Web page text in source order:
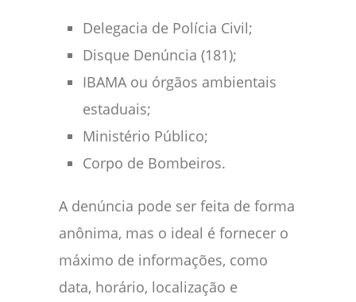
Delegacia de Polícia Civil;
Disque Denúncia (181);
IBAMA ou órgãos ambientais
estaduais;
Ministério Público;
Corpo de Bombeiros.
A denúncia pode ser feita de forma
anônima, mas o ideal é fornecer o
máximo de informações, como
data, horário, localização e